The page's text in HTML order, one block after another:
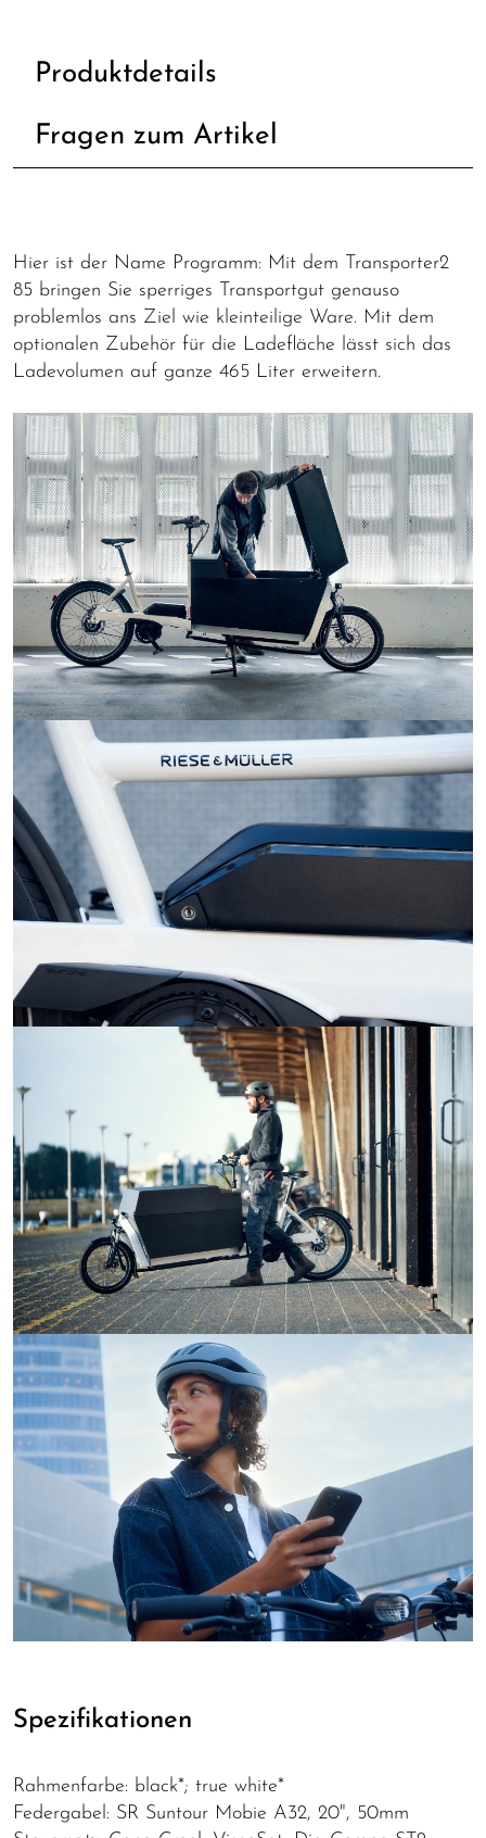
Produktdetails
Fragen zum Artikel
Hier ist der Name Programm: Mit dem Transporter2
85 bringen Sie sperriges Transportgut genauso
problemlos ans Ziel wie kleinteilige Ware. Mit dem
optionalen Zubehör für die Ladefläche lässt sich das
Ladevolumen auf ganze 465 Liter erweitern.
Spezifikationen
Rahmenfarbe: black*; true white*
Federgabel: SR Suntour Mobie A32, 20", 50mm